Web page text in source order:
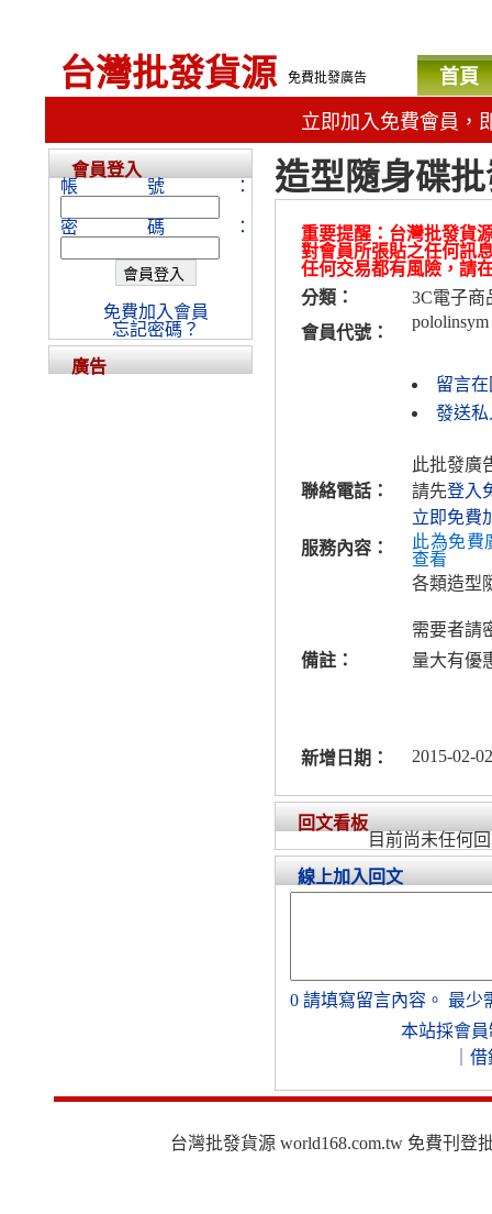
台灣批發貨源 免費批發廣告 首頁
立即加入免費會員，
造型隨身碟
重要提醒：台灣批發貨
對會員所張貼之任何訊
任何交易都有風險，請
分類：
3C電子商
會員代號：
pololinsym
留言
發送私
聯絡電話：
此批發廣
請先登入
立即免費
服務內容：
此為免費
查看
各類造型
需要者請
備註：
量大有優
新增日期： 2015-02-
回文看板
目前尚未任何
線上加入回文
0 請填寫留言內容。 最少
本站採會員
借
會員登入
帳號：
密碼：
免費加入會員
忘記密碼？
廣告
台灣批發貨源 world168.com.tw 免費刊登